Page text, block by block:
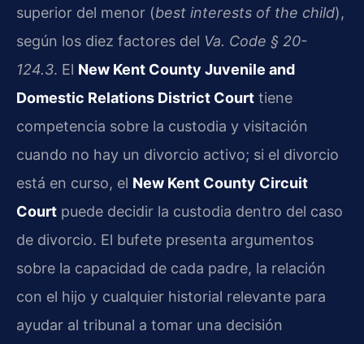
superior del menor (best interests of the child),
según los diez factores del Va. Code § 20-
124.3. El New Kent County Juvenile and
Domestic Relations District Court tiene
competencia sobre la custodia y visitación
cuando no hay un divorcio activo; si el divorcio
está en curso, el New Kent County Circuit
Court puede decidir la custodia dentro del caso
de divorcio. El bufete presenta argumentos
sobre la capacidad de cada padre, la relación
con el hijo y cualquier historial relevante para
ayudar al tribunal a tomar una decisión